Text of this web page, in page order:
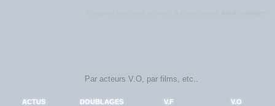
ACTUS DOUBLAGES V.F V.O